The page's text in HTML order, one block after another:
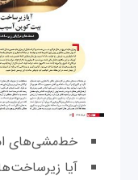
خط‌مشی‌های
آیا